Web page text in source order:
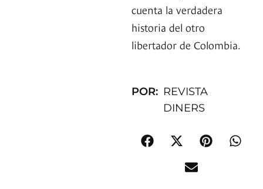
cuenta la verdadera
historia del otro
libertador de Colombia.
POR: REVISTA
DINERS